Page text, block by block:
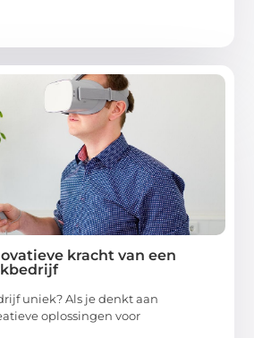
kracht van een
uniek? Als je denkt aan
oplossingen voor